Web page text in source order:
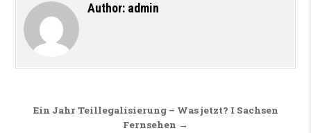
Author: admin
Beitragsnavigation
Ein Jahr Teillegalisierung – Was jetzt? I Sachsen
Fernsehen →